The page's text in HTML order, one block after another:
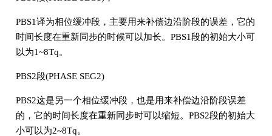
PBS1译为相位缓冲段，主要用来补偿边沿阶段的误差，它的
时间长度在重新同步的时候可以加长。PBS1段的初始大小可
以为1~8Tq。
PBS2段(PHASE SEG2)
PBS2这是另一个相位缓冲段，也是用来补偿边沿阶段误差
的，它的时间长度在重新同步时可以缩短。PBS2段的初始大
小可以为2~8Tq。